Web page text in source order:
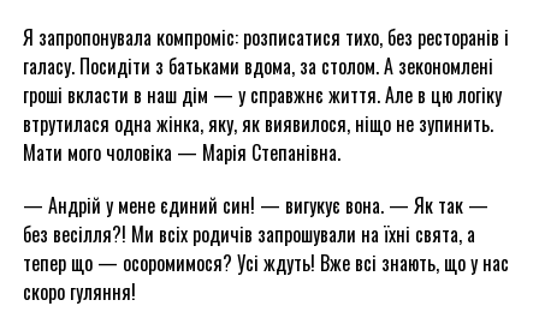
Я запропонувала компроміс: розписатися тихо, без ресторанів і
галасу. Посидіти з батьками вдома, за столом. А зекономлені
гроші вкласти в наш дім — у справжнє життя. Але в цю логіку
втрутилася одна жінка, яку, як виявилося, ніщо не зупинить.
Мати мого чоловіка — Марія Степанівна.
— Андрій у мене єдиний син! — вигукує вона. — Як так —
без весілля?! Ми всіх родичів запрошували на їхні свята, а
тепер що — осоромимося? Усі ждуть! Вже всі знають, що у нас
скоро гуляння!